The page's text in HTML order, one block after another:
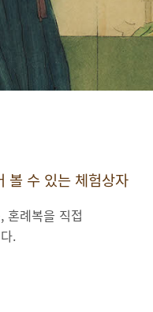
볼 수 있는 체험상자
혼례복을 직접
.